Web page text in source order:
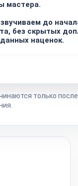
мастера.
до
без скрытых
наценок.
только после